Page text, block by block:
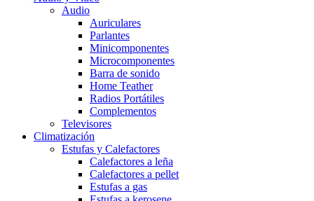
Audio
Auriculares
Parlantes
Minicomponentes
Microcomponentes
Barra de sonido
Home Teather
Radios Portátiles
Complementos
Televisores
Climatización
Estufas y Calefactores
Calefactores a leña
Calefactores a pellet
Estufas a gas